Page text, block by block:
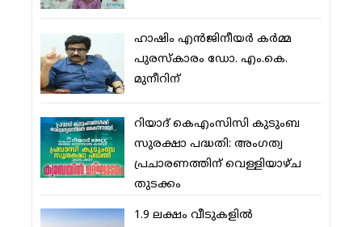
ഹാഷിം എന്‍ജിനീയര്‍ കര്‍മ്മ
പുരസ്‌കാരം ഡോ. എം.കെ.
മുനീറിന്
റിയാദ് കെഎംസിസി കുടുംബ
സുരക്ഷാ പദ്ധതി: അംഗത്വ
പ്രചാരണത്തിന് വെള്ളിയാഴ്ച
തുടക്കം
1.9 ലക്ഷം വീടുകളില്‍